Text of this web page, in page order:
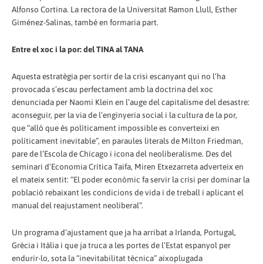
Alfonso Cortina. La rectora de la Universitat Ramon Llull, Esther
Giménez-Salinas, també en formaria part.
Entre el xoc i la por: del TINA al TANA
Aquesta estratègia per sortir de la crisi escanyant qui no l’ha
provocada s’escau perfectament amb la doctrina del xoc
denunciada per Naomi Klein en l’auge del capitalisme del desastre:
aconseguir, per la via de l’enginyeria social i la cultura de la por,
que “allò que és políticament impossible es converteixi en
políticament inevitable”, en paraules literals de Milton Friedman,
pare de l’Escola de Chicago i icona del neoliberalisme. Des del
seminari d’Economia Crítica Taifa, Miren Etxezarreta adverteix en
el mateix sentit: “El poder econòmic fa servir la crisi per dominar la
població rebaixant les condicions de vida i de treball i aplicant el
manual del reajustament neoliberal”.
Un programa d’ajustament que ja ha arribat a Irlanda, Portugal,
Grècia i Itàlia i que ja truca a les portes de l’Estat espanyol per
endurir-lo, sota la “inevitabilitat tècnica” aixoplugada